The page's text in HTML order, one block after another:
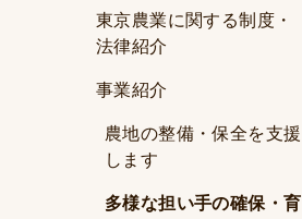
東京農業に関する制度・
法律紹介
事業紹介
農地の整備・保全を支援
します
多様な担い手の確保・育